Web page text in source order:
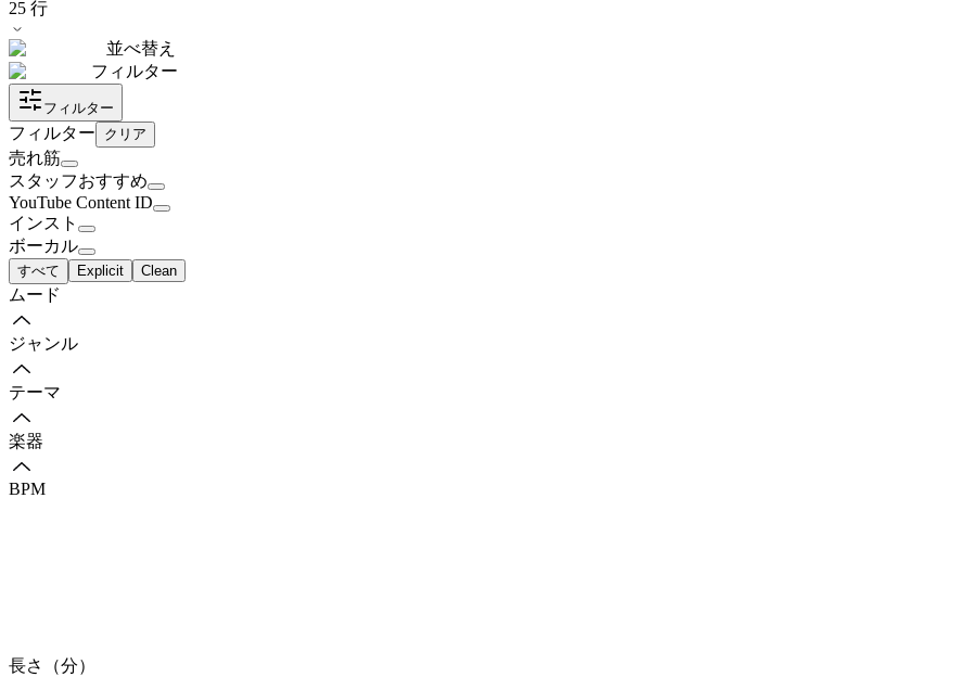
25 行
並べ替え
フィルター
フィルター
フィルター クリア
売れ筋
スタッフおすすめ
YouTube Content ID
インスト
ボーカル
すべて Explicit Clean
ムード
ジャンル
テーマ
楽器
BPM
長さ（分）